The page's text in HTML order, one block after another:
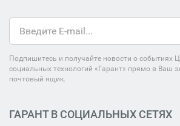
Подпишитесь и получайте новости о событиях
социальных технологий «Гарант» прямо в Ваш
почтовый ящик.
ГАРАНТ В СОЦИАЛЬНЫХ СЕТЯХ